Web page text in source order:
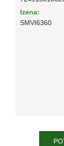
Izena:
SMVI6360